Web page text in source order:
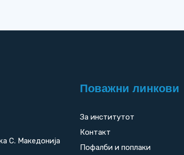
С. Македонија
Поважни линкови
За институтот
Контакт
Пофалби и поплаки